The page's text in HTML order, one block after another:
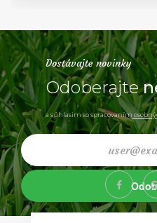
Dostávajte novinky
Odoberajte
a súhlasim so spracovaním